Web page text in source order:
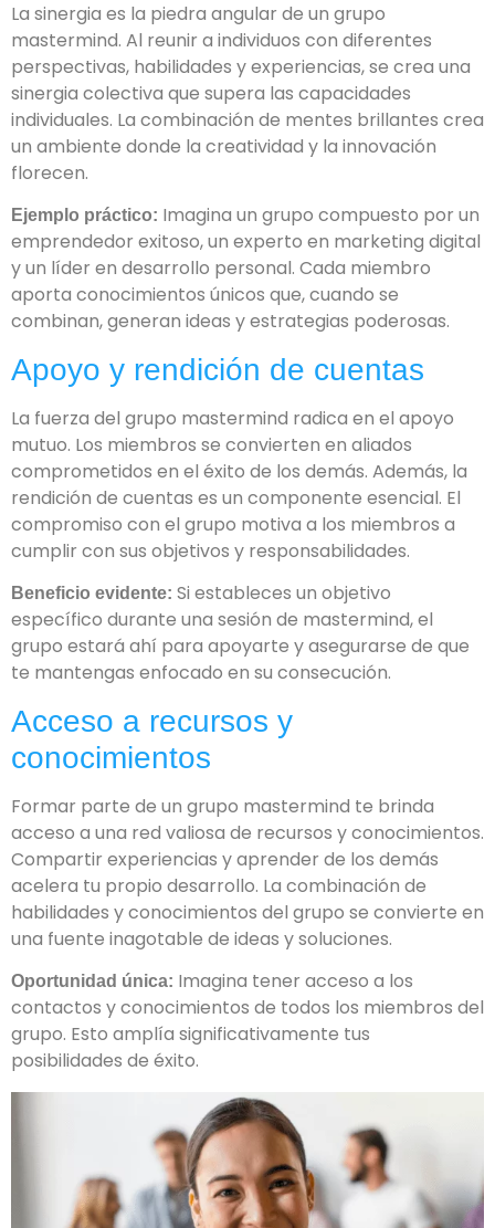
La sinergia es la piedra angular de un grupo
mastermind. Al reunir a individuos con diferentes
perspectivas, habilidades y experiencias, se crea una
sinergia colectiva que supera las capacidades
individuales. La combinación de mentes brillantes crea
un ambiente donde la creatividad y la innovación
florecen.
Ejemplo práctico: Imagina un grupo compuesto por un
emprendedor exitoso, un experto en marketing digital
y un líder en desarrollo personal. Cada miembro
aporta conocimientos únicos que, cuando se
combinan, generan ideas y estrategias poderosas.
Apoyo y rendición de cuentas
La fuerza del grupo mastermind radica en el apoyo
mutuo. Los miembros se convierten en aliados
comprometidos en el éxito de los demás. Además, la
rendición de cuentas es un componente esencial. El
compromiso con el grupo motiva a los miembros a
cumplir con sus objetivos y responsabilidades.
Beneficio evidente: Si estableces un objetivo
específico durante una sesión de mastermind, el
grupo estará ahí para apoyarte y asegurarse de que
te mantengas enfocado en su consecución.
Acceso a recursos y
conocimientos
Formar parte de un grupo mastermind te brinda
acceso a una red valiosa de recursos y conocimientos.
Compartir experiencias y aprender de los demás
acelera tu propio desarrollo. La combinación de
habilidades y conocimientos del grupo se convierte en
una fuente inagotable de ideas y soluciones.
Oportunidad única: Imagina tener acceso a los
contactos y conocimientos de todos los miembros del
grupo. Esto amplía significativamente tus
posibilidades de éxito.